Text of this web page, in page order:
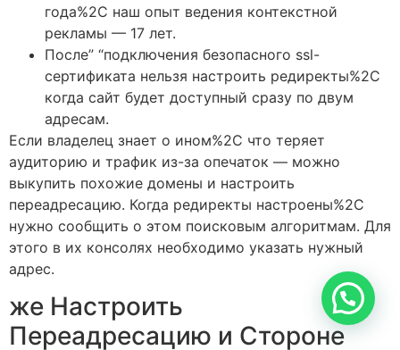
года%2C наш опыт ведения контекстной
рекламы — 17 лет.
После” “подключения безопасного ssl-
сертификата нельзя настроить редиректы%2C
когда сайт будет доступный сразу по двум
адресам.
Если владелец знает о ином%2C что теряет
аудиторию и трафик из-за опечаток — можно
выкупить похожие домены и настроить
переадресацию. Когда редиректы настроены%2C
нужно сообщить о этом поисковым алгоритмам. Для
этого в их консолях необходимо указать нужный
адрес.
же Настроить
Переадресацию и Стороне